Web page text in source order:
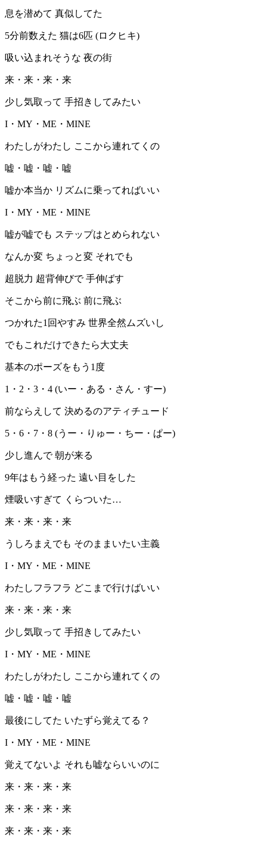
息を潜めて 真似してた
5分前数えた 猫は6匹 (ロクヒキ)
吸い込まれそうな 夜の街
来・来・来・来
少し気取って 手招きしてみたい
I・MY・ME・MINE
わたしがわたし ここから連れてくの
嘘・嘘・嘘・嘘
嘘か本当か リズムに乗ってればいい
I・MY・ME・MINE
嘘が嘘でも ステップはとめられない
なんか変 ちょっと変 それでも
超脱力 超背伸びで 手伸ばす
そこから前に飛ぶ 前に飛ぶ
つかれた1回やすみ 世界全然ムズいし
でもこれだけできたら大丈夫
基本のポーズをもう1度
1・2・3・4 (いー・ある・さん・すー)
前ならえして 決めるのアティチュード
5・6・7・8 (うー・りゅー・ちー・ぱー)
少し進んで 朝が来る
9年はもう経った 遠い目をした
煙吸いすぎて くらついた…
来・来・来・来
うしろまえでも そのままいたい主義
I・MY・ME・MINE
わたしフラフラ どこまで行けばいい
来・来・来・来
少し気取って 手招きしてみたい
I・MY・ME・MINE
わたしがわたし ここから連れてくの
嘘・嘘・嘘・嘘
最後にしてた いたずら覚えてる？
I・MY・ME・MINE
覚えてないよ それも嘘ならいいのに
来・来・来・来
来・来・来・来
来・来・来・来